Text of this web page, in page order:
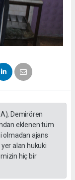
Demirören
eklenen tüm
olmadan ajans
alan hukuki
hiç bir